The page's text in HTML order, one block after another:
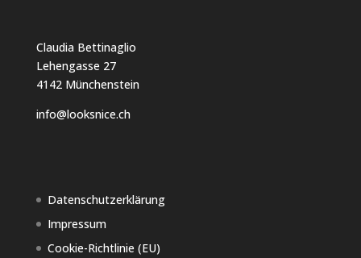
Claudia Bettinaglio
Lehengasse 27
4142 Münchenstein
info@looksnice.ch
Datenschutzerklärung
Impressum
Cookie-Richtlinie (EU)